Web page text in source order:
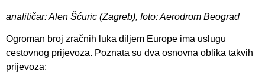
analitičar: Alen Šćuric (Zagreb), foto: Aerodrom Beograd
Ogroman broj zračnih luka diljem Europe ima uslugu
cestovnog prijevoza. Poznata su dva osnovna oblika takvih
prijevoza: